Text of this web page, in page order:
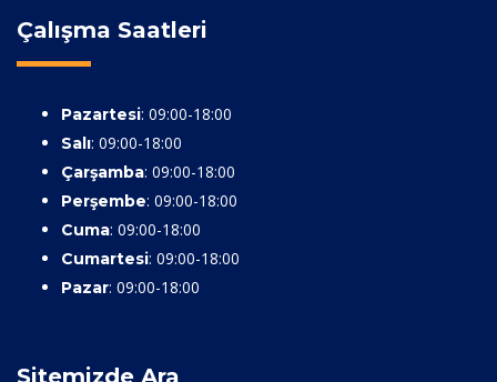
Çalışma Saatleri
Pazartesi: 09:00-18:00
Salı: 09:00-18:00
Çarşamba: 09:00-18:00
Perşembe: 09:00-18:00
Cuma: 09:00-18:00
Cumartesi: 09:00-18:00
Pazar: 09:00-18:00
Sitemizde Ara